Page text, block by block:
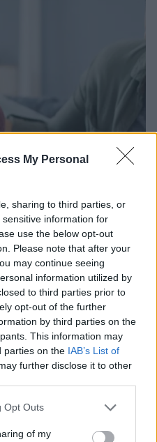
My Personal
sharing to third parties, or
information for
use the below opt-out
Please note that after your
may continue seeing
information utilized by
to third parties prior to
opt-out of the further
by third parties on the
This information may
parties on the IAB’s List of
further disclose it to other
uses one or more Google
behaviour. You may click to
Opt Outs
of my
την καρδιά –
τον κίνδυνο άνοιας
υψηλό Δείκτη Μάζας
αγγειακής άνοιας,
ως βασικό ενδιάμεσο
(Λίνα) Πάσχου, Επ.
Θεραπευτική Κλινική,
Σχολή ΕΚΠΑ,